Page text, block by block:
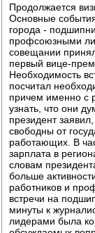
Продолжается
Основные
города -
профсоюзными
совещании
первый вице-
Необходимость
посчитал
причем именно с
узнать, что они
президент
свободны от
работающих. В
зарплата в
словам
больше
работников и
встречи на
минуты к
лидерами была